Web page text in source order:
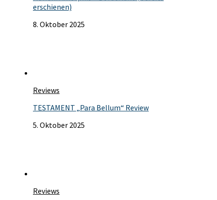
erschienen)
8. Oktober 2025
Reviews
TESTAMENT „Para Bellum“ Review
5. Oktober 2025
Reviews